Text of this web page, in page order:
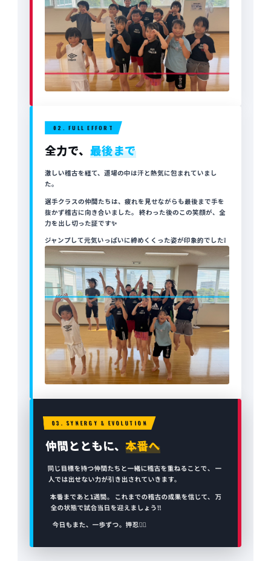
02. FULL EFFORT
全力で、最後まで
激しい稽古を経て、道場の中は汗と熱気に包まれていまし
た。
選手クラスの仲間たちは、疲れを見せながらも最後まで手を
抜かず稽古に向き合いました。 終わった後のこの笑顔が、全
力を出し切った証です✨️
ジャンプして元気いっぱいに締めくくった姿が印象的でした❕
03. SYNERGY & EVOLUTION
仲間とともに、本番へ
同じ目標を持つ仲間たちと一緒に稽古を重ねることで、 一
人では出せない力が引き出されていきます。
本番まであと1週間。 これまでの稽古の成果を信じて、 万
全の状態で試合当日を迎えましょう‼️
今日もまた、一歩ずつ。押忍✊🏼